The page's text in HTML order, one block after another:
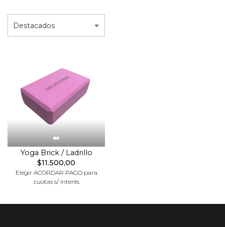
Yoga Brick / Ladrillo
$11.500,00
Elegir ACORDAR PAGO para
cuotas s/ interés